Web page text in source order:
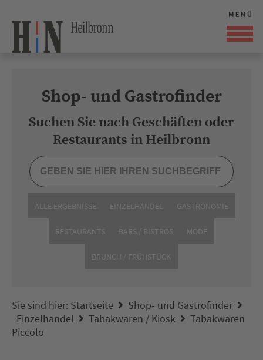
Shop- und Gastrofinder
Suchen Sie nach Geschäften oder
Restaurants in Heilbronn
ALLE ERGEBNISSE EINZELHANDEL GASTRONOMIE
RESTAURANTS BARS / BISTROS MODE
BRUNCH / FRÜHSTÜCK
Sie sind hier: Startseite
Shop- und Gastrofinder
Einzelhandel
Tabakwaren / Kiosk
Tabakwaren
Piccolo